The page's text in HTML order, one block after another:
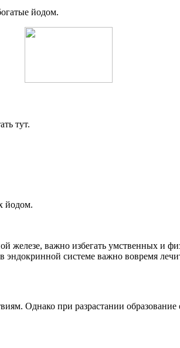
йодом.
тут.
йодом.
важно избегать умственных и
системе важно вовремя
Однако при разрастании образование